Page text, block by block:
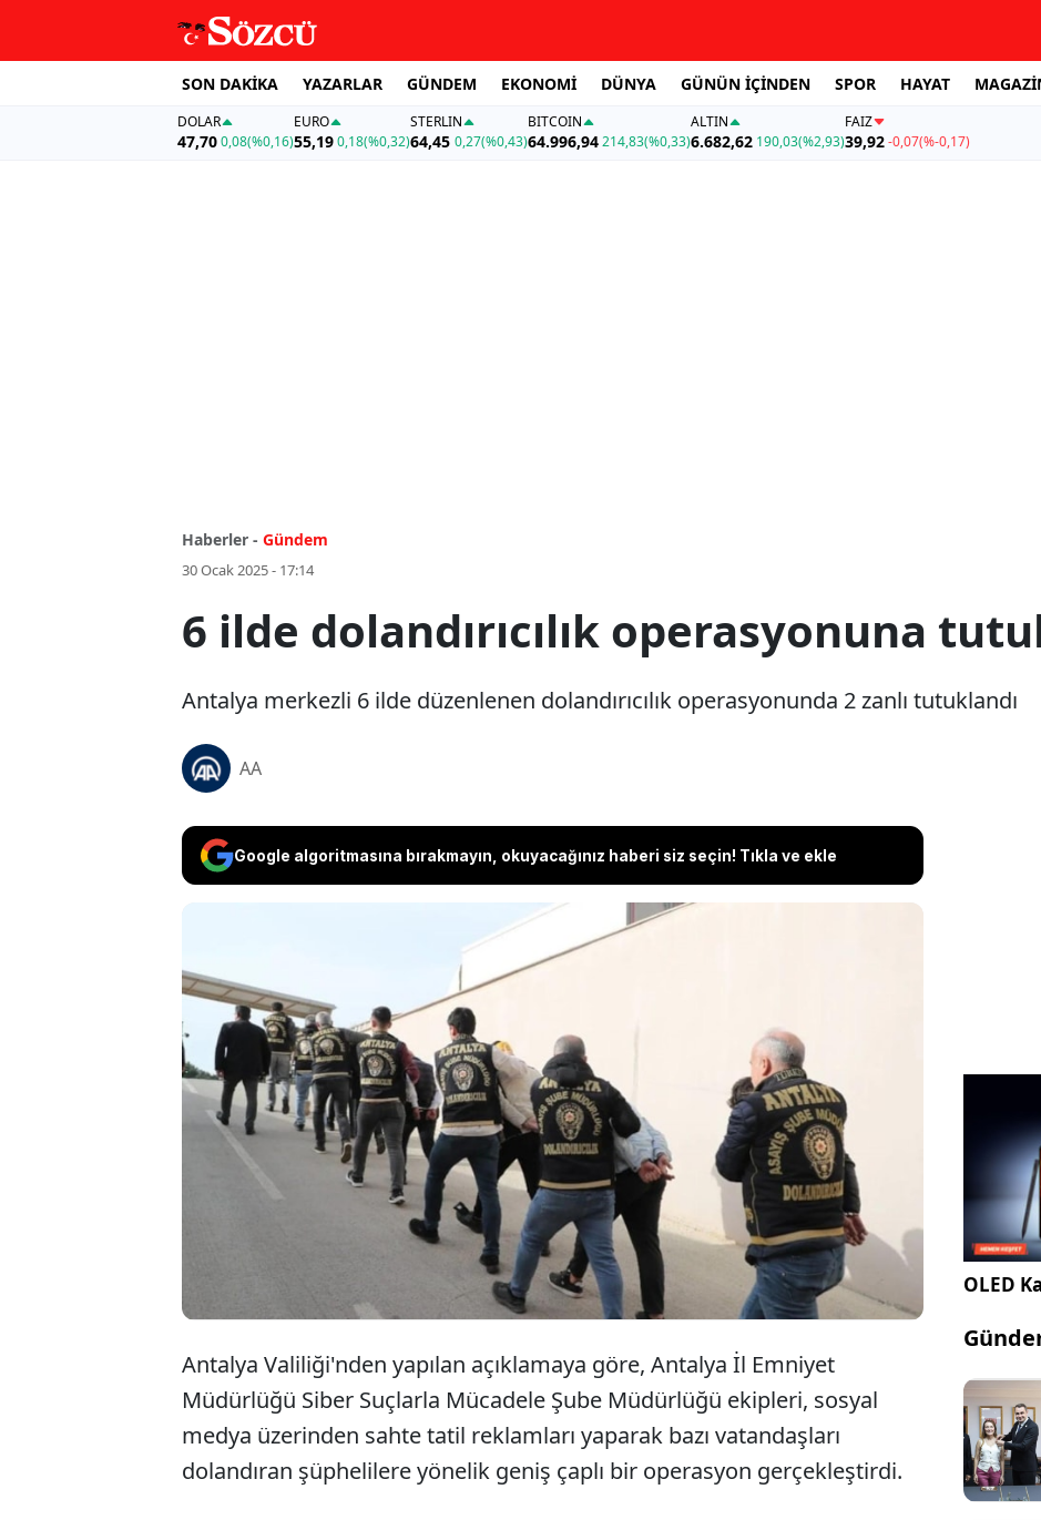
SON DAKİKA YAZARLAR GÜNDEM EKONOMİ DÜNYA GÜNÜN İÇİNDEN SPOR HAYAT
DOLAR
47,700,08(%0,16)
EURO
55,19 0,18(%0,32)
STERLIN
64,45 0,27(%0,43)
BITCOIN
64.996,94214,83(%0,33)
ALTIN
6.682,62 190,03(%2,93)
FAİZ
39,92-0,07(%-0,17)
Haberler - Gündem
30 Ocak 2025 - 17:14
6 ilde dolandırıcılık operasyonuna
Antalya merkezli 6 ilde düzenlenen dolandırıcılık operasyonunda 2 zanlı tutuklandı
AA
Google algoritmasına bırakmayın, okuyacağınız haberi siz seçin! Tıkla ve ekle
Antalya merkezli 6 ilde düzenlenen
dolandırıcılık operasyonunda 2 zanlı
tutuklandı
Antalya Valiliği'nden yapılan açıklamaya göre, Antalya İl Emniyet
Müdürlüğü Siber Suçlarla Mücadele Şube Müdürlüğü ekipleri, sosyal
medya üzerinden sahte tatil reklamları yaparak bazı vatandaşları
dolandıran şüphelilere yönelik geniş çaplı bir operasyon gerçekleştirdi.
OLED